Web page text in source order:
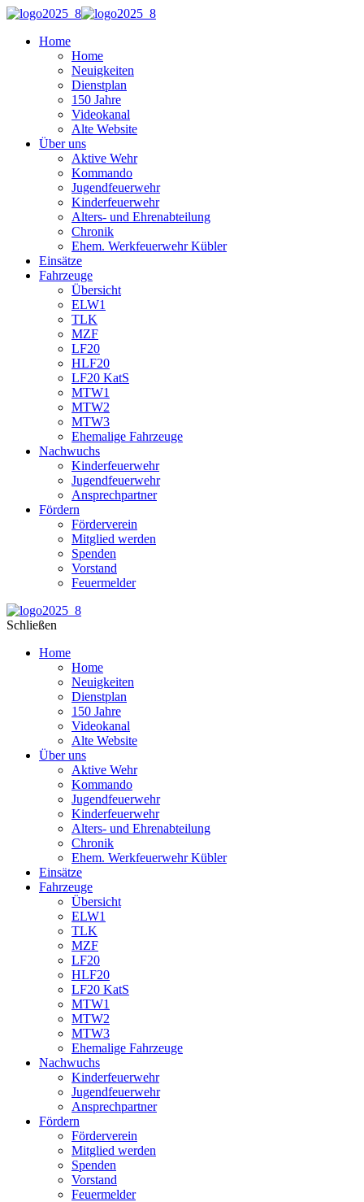
Home
Home
Neuigkeiten
Dienstplan
150 Jahre
Videokanal
Alte Website
Über uns
Aktive Wehr
Kommando
Jugendfeuerwehr
Kinderfeuerwehr
Alters- und Ehrenabteilung
Chronik
Ehem. Werkfeuerwehr Kübler
Einsätze
Fahrzeuge
Übersicht
ELW1
TLK
MZF
LF20
HLF20
LF20 KatS
MTW1
MTW2
MTW3
Ehemalige Fahrzeuge
Nachwuchs
Kinderfeuerwehr
Jugendfeuerwehr
Ansprechpartner
Fördern
Förderverein
Mitglied werden
Spenden
Vorstand
Feuermelder
Schließen
Home
Home
Neuigkeiten
Dienstplan
150 Jahre
Videokanal
Alte Website
Über uns
Aktive Wehr
Kommando
Jugendfeuerwehr
Kinderfeuerwehr
Alters- und Ehrenabteilung
Chronik
Ehem. Werkfeuerwehr Kübler
Einsätze
Fahrzeuge
Übersicht
ELW1
TLK
MZF
LF20
HLF20
LF20 KatS
MTW1
MTW2
MTW3
Ehemalige Fahrzeuge
Nachwuchs
Kinderfeuerwehr
Jugendfeuerwehr
Ansprechpartner
Fördern
Förderverein
Mitglied werden
Spenden
Vorstand
Feuermelder